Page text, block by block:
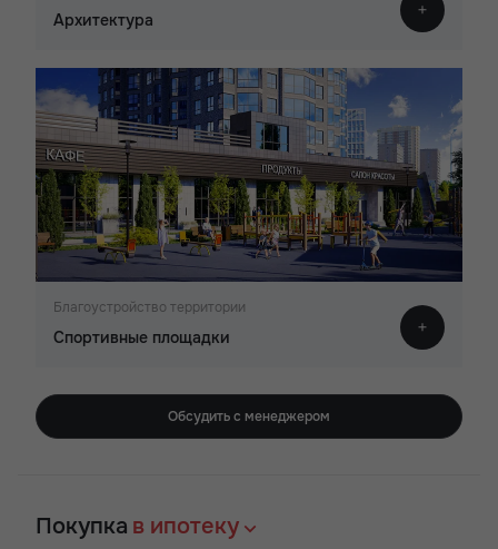
Архитектура
Благоустройство территории
Спортивные площадки
Обсудить с менеджером
Покупка в ипотеку